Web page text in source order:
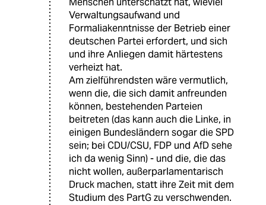
Verwaltungsaufwand und
Formaliakenntnisse der Betrieb einer
deutschen Partei erfordert, und sich
und ihre Anliegen damit härtestens
verheizt hat.
Am zielführendsten wäre vermutlich,
wenn die, die sich damit anfreunden
können, bestehenden Parteien
beitreten (das kann auch die Linke, in
einigen Bundesländern sogar die SPD
sein; bei CDU/CSU, FDP und AfD sehe
ich da wenig Sinn) - und die, die das
nicht wollen, außerparlamentarisch
Druck machen, statt ihre Zeit mit dem
Studium des PartG zu verschwenden.